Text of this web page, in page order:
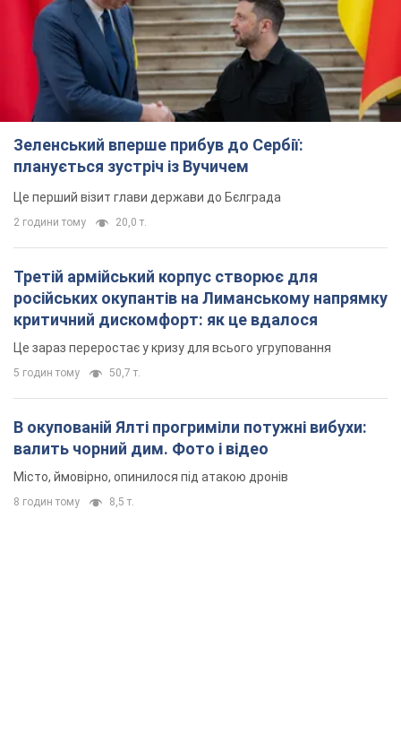
Зеленський вперше прибув до Сербії:
планується зустріч із Вучичем
Це перший візит глави держави до Бєлграда
2 години тому 20,0 т.
Третій армійський корпус створює для
російських окупантів на Лиманському напрямку
критичний дискомфорт: як це вдалося
Це зараз переростає у кризу для всього угруповання
5 годин тому 50,7 т.
В окупованій Ялті прогриміли потужні вибухи:
валить чорний дим. Фото і відео
Місто, ймовірно, опинилося під атакою дронів
8 годин тому 8,5 т.